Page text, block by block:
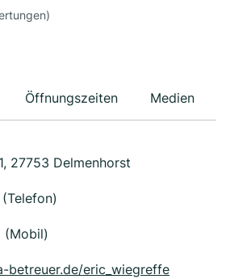
Öffnungszeiten Medien
27753 Delmenhorst
(Telefon)
(Mobil)
betreuer.de/eric_wiegreffe